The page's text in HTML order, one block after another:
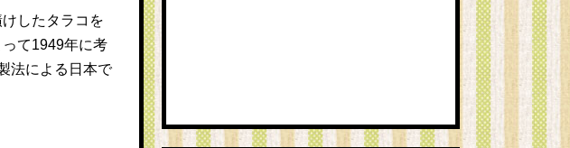
したタラコを
て1949年に考
法による日本で